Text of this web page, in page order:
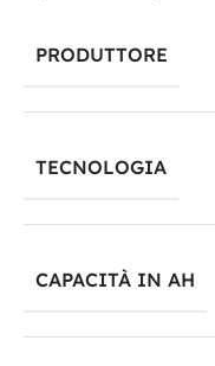
PRODUTTORE
TECNOLOGIA
CAPACITÀ IN AH